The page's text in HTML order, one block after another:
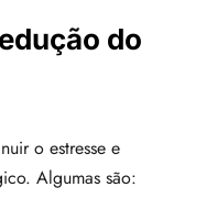
do
o estresse e
Algumas são: